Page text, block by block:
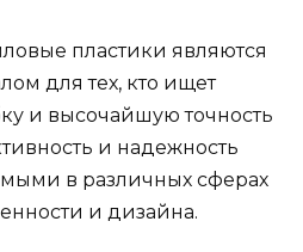
пластики являются
для тех, кто ищет
и высочайшую точность
и надежность
в различных сферах
и дизайна.